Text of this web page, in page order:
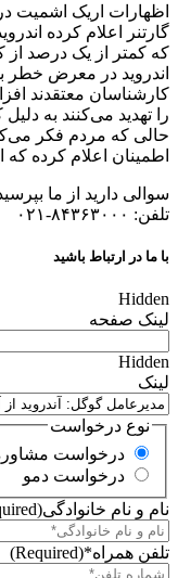
اظهارات اریک‌ اشمیت
گارتنر اعلام کرده
که کمتر از یک درصد
اندروید در معرض خطر
کارشناسان معتقدند
را تهدید می‌کنند به
حالی که مردم فکر
اطمینان اعلام کرده که
سوالی دارید از ما
تلفن: ۸۴۳۶۳۰۰۰-۰۲۱
با ما در ارتباط باشید
Hidden
لینک صفحه
Hidden
لینک
نوع درخواست
درخواست
درخواست دمو
نام و نام خانوادگی(Required)
تلفن همراه*(Required)